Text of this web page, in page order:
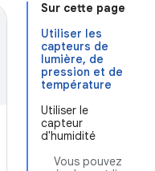
Sur cette page
Utiliser les
capteurs de
lumière, de
pression et de
température
Utiliser le
capteur
d'humidité
Vous pouvez